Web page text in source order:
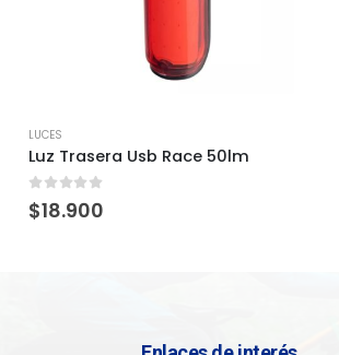
LUCES
Luz Trasera Usb Race 50lm
0 out of 5
$18.900